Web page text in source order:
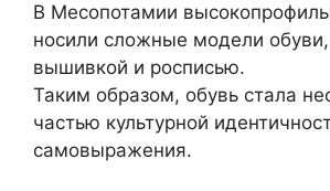
В Месопотамии
носили сложные модели
вышивкой и росписью.
Таким образом, обувь стала
частью культурной
самовыражения.